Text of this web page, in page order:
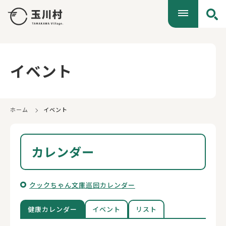
イベント
ホーム イベント
カレンダー
クックちゃん文庫巡回カレンダー
健康カレンダー イベント リスト